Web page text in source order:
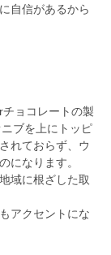
自信があるから
ョコレートの製
ブを上にトッピ
れておらず、ウ
になります。
域に根ざした取
アクセントにな